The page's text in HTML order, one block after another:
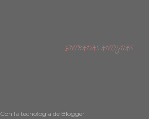
ENTRADAS ANTIGUAS
Con la tecnología de Blogger